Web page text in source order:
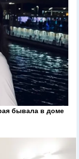
бывала в доме